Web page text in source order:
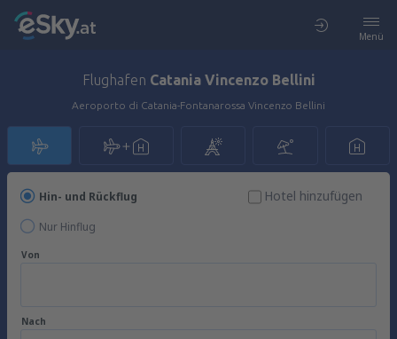
Menü
Flughafen Catania Vincenzo Bellini
Aeroporto di Catania-Fontanarossa Vincenzo Bellini
Hin- und Rückflug
Nur Hinflug
Hotel hinzufügen
Von
Nach